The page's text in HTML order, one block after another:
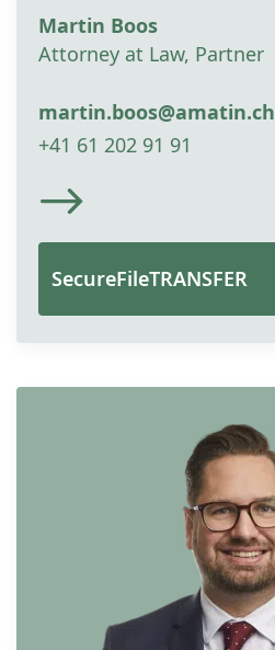
Martin Boos
Attorney at Law, Partner
martin.boos@amatin.ch
+41 61 202 91 91
SecureFileTRANSFER